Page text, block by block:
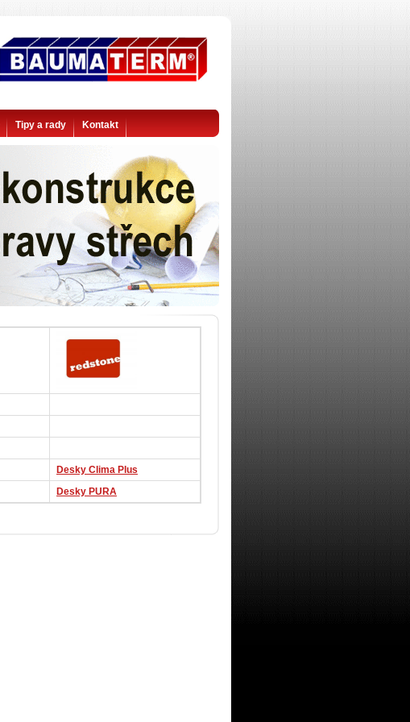
Desky Clima Plus
Desky PURA
Tipy a rady Kontakt